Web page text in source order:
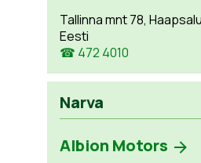
Tallinna mnt 78,
Eesti
☎ 472 4010
Narva
Albion Motors